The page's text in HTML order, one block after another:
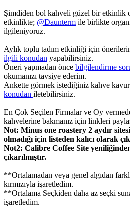
Şimdiden bol kahveli güzel bir etkinlik
etkinlikte; @Daunterm ile birlikte
ilgileniyoruz.
Aylık toplu tadım etkinliği için
ilgili konudan yapabilirsiniz.
Öneri yapmadan önce bilgilendirme
okumanızı tavsiye ederim.
Ankette görmek istediğiniz kahve
konudan iletebilirsiniz.
En Çok Seçilen Firmalar ve Oy
kahvelerine bakmanız için linkleri
Not: Minus one roastery 2 aydır
olmadığı için listeden kalıcı olarak
Not2: Calibre Coffee Site
çıkarılmıştır.
**Ortalamadan veya genel algıdan
kırmızıyla işaretledim.
**Ortalama Seçkiden daha az seçki
işaretledim.